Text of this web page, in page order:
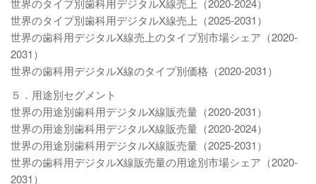
世界のタイプ別歯科用デジタルX線売上（2020-2024）
世界のタイプ別歯科用デジタルX線売上（2025-2031）
世界の歯科用デジタルX線売上のタイプ別市場シェア（2020-
2031）
世界の歯科用デジタルX線のタイプ別価格（2020-2031）
５．用途別セグメント
世界の用途別歯科用デジタルX線販売量（2020-2031）
世界の用途別歯科用デジタルX線販売量（2020-2024）
世界の用途別歯科用デジタルX線販売量（2025-2031）
世界の歯科用デジタルX線販売量の用途別市場シェア（2020-
2031）